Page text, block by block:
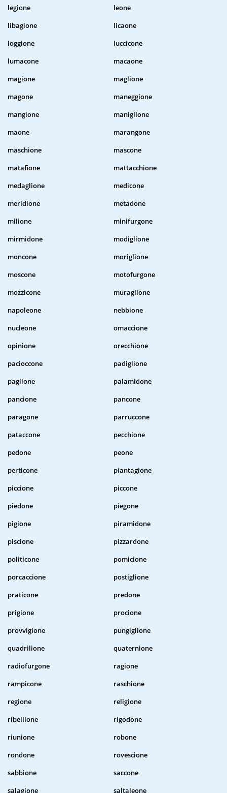
legione
leone
libagione
licaone
loggione
luccicone
lumacone
macaone
magione
maglione
magone
maneggione
mangione
maniglione
maone
marangone
maschione
mascone
matafione
mattacchione
medaglione
medicone
meridione
metadone
milione
minifurgone
mirmidone
modiglione
moncone
moriglione
moscone
motofurgone
mozzicone
muraglione
napoleone
nebbione
nucleone
omaccione
opinione
orecchione
pacioccone
padiglione
paglione
palamidone
pancione
pancone
paragone
parruccone
pataccone
pecchione
pedone
peone
perticone
piantagione
piccione
piccone
piedone
piegone
pigione
piramidone
piscione
pizzardone
politicone
pomicione
porcaccione
postiglione
praticone
predone
prigione
procione
provvigione
pungiglione
quadrilione
quaternione
radiofurgone
ragione
rampicone
raschione
regione
religione
ribellione
rigodone
riunione
robone
rondone
rovescione
sabbione
saccone
salagione
saltaleone